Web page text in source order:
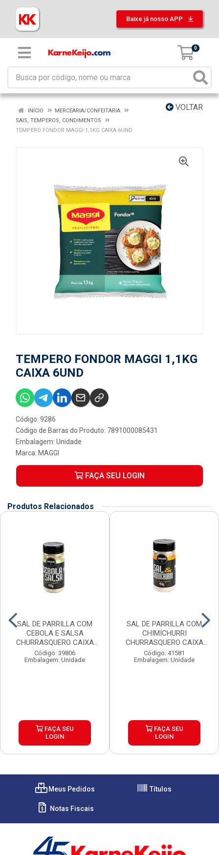
Baixe já nosso APP
0
VOLTAR
INÍCIO
MERCEARIA/CONFEITARIA
SAIS, TEMPEROS, CONDIMENTOS
TEMPERO FONDOR MAGGI 1,1KG CAIXA 6UND
TEMPERO FONDOR MAGGI 1,1KG
CAIXA 6UND
Código: 9286
Código de Barras do Produto: 7891000085431
Embalagem: Unidade
Marca: MAGGI
FAÇA SEU LOGIN
Produtos Relacionados
SAL DE PARRILLA COM
CEBOLA E SALSA
CHURRASQUERO CAIXA
6X450G
Código: 39806
Embalagem: Unidade
FAÇA SEU
LOGIN
SAL DE PARRILLA COM
CHIMICHURRI
CHURRASQUERO CAIXA
6X450G
Código: 41581
Embalagem: Unidade
FAÇA SEU
LOGIN
Meus Pedidos Títulos
Notas Fiscais